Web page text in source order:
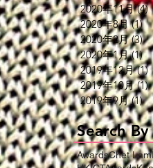
2020年11月 (4)
2020年8月 (1)1
2020年2月 (3)3
2020年1月 (1)1
2019年12月 (1)
2019年10月 (1)
2019年9月 (1)1
Search By
AwardsChet Lam